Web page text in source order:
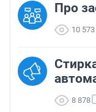
Про
10 573
8 878